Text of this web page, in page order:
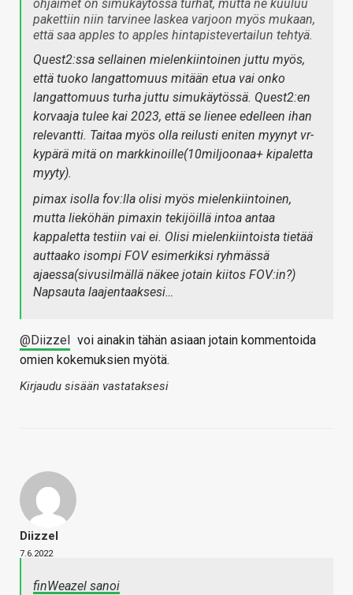
ohjaimet on simukäytössä turhat, mutta ne kuuluu
pakettiin niin tarvinee laskea varjoon myös mukaan,
että saa apples to apples hintapistevertailun tehtyä.
Quest2:ssa sellainen mielenkiintoinen juttu myös,
että tuoko langattomuus mitään etua vai onko
langattomuus turha juttu simukäytössä. Quest2:en
korvaaja tulee kai 2023, että se lienee edelleen ihan
relevantti. Taitaa myös olla reilusti eniten myynyt vr-
kypärä mitä on markkinoille(10miljoonaa+ kipaletta
myyty).
pimax isolla fov:lla olisi myös mielenkiintoinen,
mutta lieköhän pimaxin tekijöillä intoa antaa
kappaletta testiin vai ei. Olisi mielenkiintoista tietää
auttaako isompi FOV esimerkiksi ryhmässä
ajaessa(sivusilmällä näkee jotain kiitos FOV:in?)
Napsauta laajentaaksesi…
@Diizzel
voi ainakin tähän asiaan jotain kommentoida
omien kokemuksien myötä.
Kirjaudu sisään vastataksesi
Diizzel
7.6.2022
finWeazel sanoi